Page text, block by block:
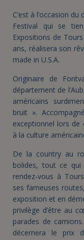
C’est à l’occasion
Festival qui se
Expositions de
ans, réalisera son
made in U.S.A.
Originaire de
département de
américains
bruit ».
exceptionnel lors
à la culture
De la country au
bolides, tout ce qui
rendez-vous à
ses fameuses
exposition et en
privilège d’être au
parades de
décernera le prix